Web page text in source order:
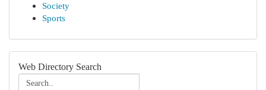
Society
Sports
Web Directory Search